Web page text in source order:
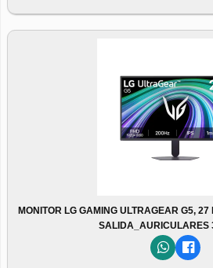
MONITOR LG GAMING ULTRAGEAR G5,
SALIDA_AURICULARES